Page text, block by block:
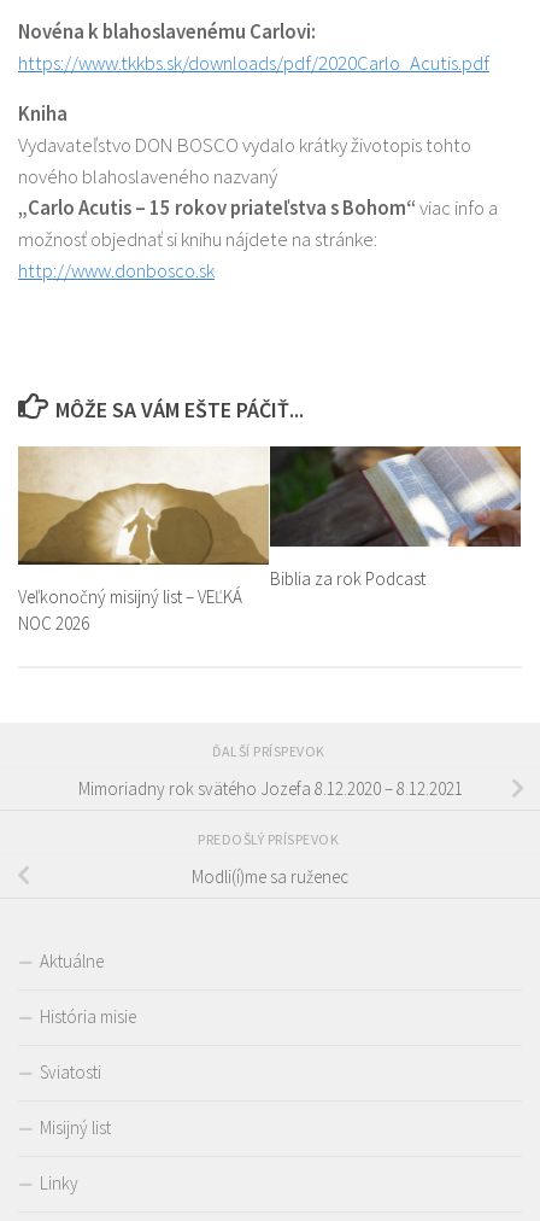
Novéna k blahoslavenému Carlovi:
https://www.tkkbs.sk/downloads/pdf/2020Carlo_Acutis.pdf
Kniha
Vydavateľstvo DON BOSCO vydalo krátky životopis tohto
nového blahoslaveného nazvaný
„Carlo Acutis – 15 rokov priateľstva s Bohom“viac info a
možnosť objednať si knihu nájdete na stránke:
http://www.donbosco.sk
MÔŽE SA VÁM EŠTE PÁČIŤ...
Veľkonočný misijný list – VEĽKÁ
NOC 2026
Biblia za rok Podcast
ĎALŠÍ PRÍSPEVOK
Mimoriadny rok svätého Jozefa 8.12.2020 – 8.12.2021
PREDOŠLÝ PRÍSPEVOK
Modli(í)me sa ruženec
Aktuálne
História misie
Sviatosti
Misijný list
Linky